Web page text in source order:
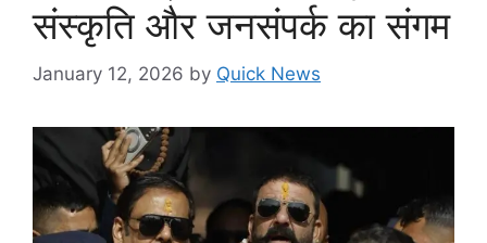
संस्कृति और जनसंपर्क का संगम
January 12, 2026 by Quick News